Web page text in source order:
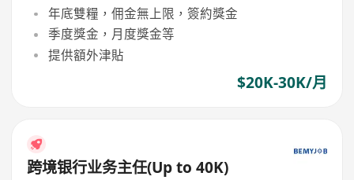
年底雙糧，佣金無上限，簽約獎金
季度獎金，月度獎金等
提供額外津貼
$20K-30K/月
跨境银行业务主任(Up to 40K)